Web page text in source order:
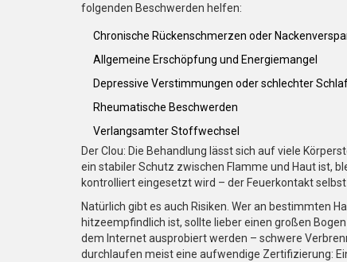
folgenden Beschwerden helfen:
Chronische Rückenschmerzen oder
Allgemeine Erschöpfung und Energiemangel
Depressive Verstimmungen oder schlechter
Rheumatische Beschwerden
Verlangsamter Stoffwechsel
Der Clou: Die Behandlung lässt sich auf viele
ein stabiler Schutz zwischen Flamme und Haut ist,
kontrolliert eingesetzt wird – der Feuerkontakt
Natürlich gibt es auch Risiken. Wer an bestimmten
hitzeempfindlich ist, sollte lieber einen großen
dem Internet ausprobiert werden – schwere
durchlaufen meist eine aufwendige Zertifizierung: